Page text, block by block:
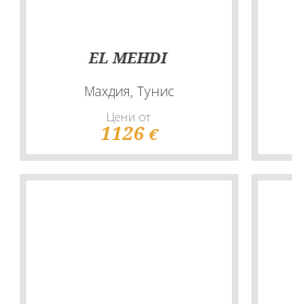
EL MEHDI
Махдия, Тунис
Цени от
1126 €